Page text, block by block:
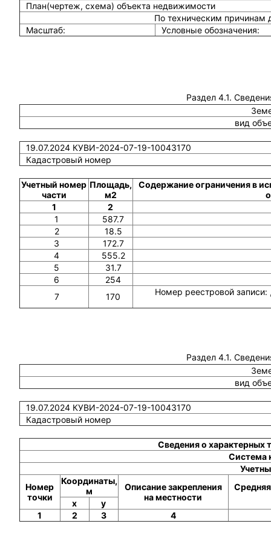
План(чертеж, схема) объекта недвижимости
По техническим причинам
Масштаб:
Условные обозначения:
Раздел 4.1.
вид
19.07.2024 КУВИ-2024-07-19-10043170
Кадастровый номер
Учетный номер
части
Площадь,
м2
Содержание ограничения в
1
2
1
587.7
2
18.5
3
172.7
4
555.2
5
31.7
6
254
7
170 Номер реестровой
Раздел 4.1.
вид
19.07.2024 КУВИ-2024-07-19-10043170
Кадастровый номер
Сведения о характерных
Система
Номер
точки
Координаты,
м
Описание закрепления
на местности
x
y
1
2 3 4